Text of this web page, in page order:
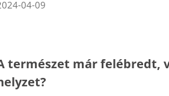
04-09
természet már felébredt,